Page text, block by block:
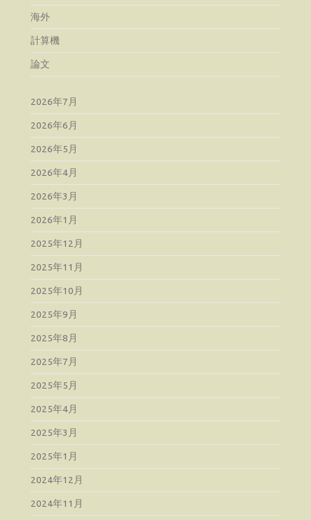
海外
計算機
論文
2026年7月
2026年6月
2026年5月
2026年4月
2026年3月
2026年1月
2025年12月
2025年11月
2025年10月
2025年9月
2025年8月
2025年7月
2025年5月
2025年4月
2025年3月
2025年1月
2024年12月
2024年11月